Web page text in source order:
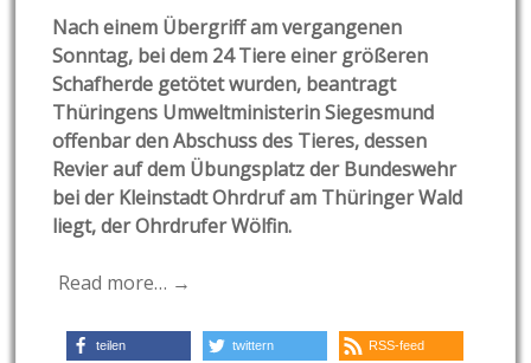
Nach einem Übergriff am vergangenen
Sonntag, bei dem 24 Tiere einer größeren
Schafherde getötet wurden, beantragt
Thüringens Umweltministerin Siegesmund
offenbar den Abschuss des Tieres, dessen
Revier auf dem Übungsplatz der Bundeswehr
bei der Kleinstadt Ohrdruf am Thüringer Wald
liegt, der Ohrdrufer Wölfin.
Read more… →
teilen twittern RSS-feed